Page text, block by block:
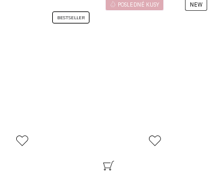
BESTSELLER
POSLEDNÉ KUSY NEW